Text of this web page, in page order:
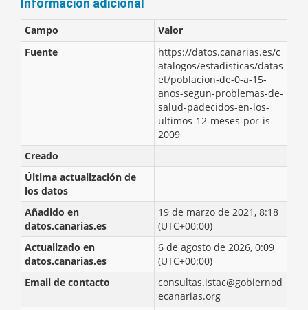
Información adicional
Campo
Valor
Fuente
https://datos.canarias.es/c
atalogos/estadisticas/datas
et/poblacion-de-0-a-15-
anos-segun-problemas-de-
salud-padecidos-en-los-
ultimos-12-meses-por-is-
2009
Creado
Última actualización de
los datos
Añadido en
datos.canarias.es
19 de marzo de 2021, 8:18
(UTC+00:00)
Actualizado en
datos.canarias.es
6 de agosto de 2026, 0:09
(UTC+00:00)
Email de contacto
consultas.istac@gobiernod
ecanarias.org